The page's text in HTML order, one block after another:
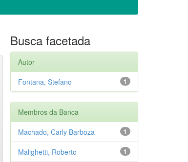
Busca facetada
Autor
1
Fontana, Stefano
Membros da Banca
1
Machado, Carly Barboza
1
Malighetti, Roberto